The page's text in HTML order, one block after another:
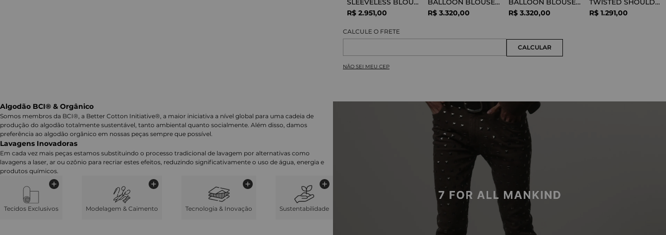
SLEEVELESS BLOUSE VISCOSE SNAKE
R$ 2.951,00
BALLOON BLOUSE SILK OPTICAL WHITE
R$ 3.320,00
BALLOON BLOUSE VISCOSE SNAKE
R$ 3.320,00
TWISTED SHOULDER TEE LYOCELL BLACK
R$ 1.291,00
NÃO SEI MEU CEP
Algodão BCI® & Orgânico
Somos membros da BCI®, a Better Cotton Initiative®, a maior iniciativa a nível global para uma cadeia de
produção do algodão totalmente sustentável, tanto ambiental quanto socialmente. Além disso, damos
preferência ao algodão orgânico em nossas peças sempre que possível.
Lavagens Inovadoras
Em cada vez mais peças estamos substituindo o processo tradicional de lavagem por alternativas como
lavagens a laser, ar ou ozônio para recriar estes efeitos, reduzindo significativamente o uso de água, energia e
produtos químicos.
Tecidos Exclusivos Modelagem & Caimento Tecnologia & Inovação Sustentabilidade